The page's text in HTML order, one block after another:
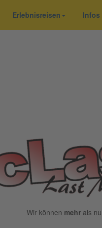
Wir können mehrals
Erlebnisreisen Infos